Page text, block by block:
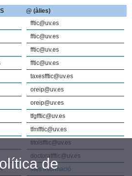
@ (àlies)
fftic@uv.es
fftic@uv.es
fftic@uv.es
fftic@uv.es
taxesfftic@uv.es
oreip@uv.es
oreip@uv.es
tfgfftic@uv.es
tfmfftic@uv.es
titolsfftic@uv.es
doctoratfftic@uv.es
Més informació
de